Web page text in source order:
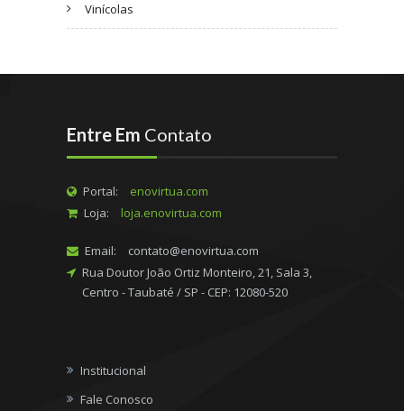
Vinícolas
Entre Em Contato
Portal:
enovirtua.com
Loja:
loja.enovirtua.com
Email:
contato@enovirtua.com
Rua Doutor João Ortiz Monteiro, 21, Sala 3,
Centro - Taubaté / SP - CEP: 12080-520
Institucional
Fale Conosco